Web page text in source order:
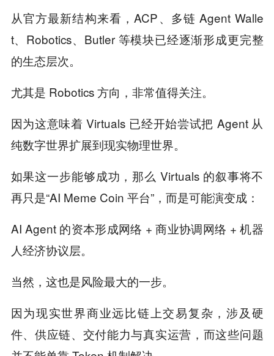
从官方最新结构来看，ACP、多链 Agent Walle
t、Robotics、Butler 等模块已经逐渐形成更完整
的生态层次。
尤其是 Robotics 方向，非常值得关注。
因为这意味着 Virtuals 已经开始尝试把 Agent 从
纯数字世界扩展到现实物理世界。
如果这一步能够成功，那么 Virtuals 的叙事将不
再只是“AI Meme Coin 平台”，而是可能演变成：
AI Agent 的资本形成网络 + 商业协调网络 + 机器
人经济协议层。
当然，这也是风险最大的一步。
因为现实世界商业远比链上交易复杂，涉及硬
件、供应链、交付能力与真实运营，而这些问题